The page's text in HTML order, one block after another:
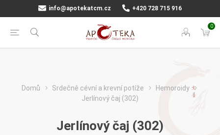
info@apotekatcm.cz +420 728 715 916
0
Domů Srdečně cévní a krevní potíže
Hemoroidy
Jerlínový čaj (302)
Jerlínový čaj (302)